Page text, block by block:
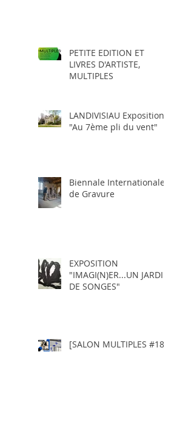
PETITE EDITION ET
LIVRES D'ARTISTE,
MULTIPLES
LANDIVISIAU Exposition
"Au 7ème pli du vent"
Biennale Internationale
de Gravure
EXPOSITION
"IMAGI(N)ER...UN JARDIN
DE SONGES"
[SALON MULTIPLES #18]